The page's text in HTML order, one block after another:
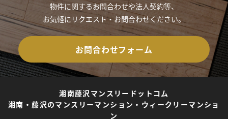
物件に関するお問合わせや法人契約等、
お気軽にリクエスト・お問合わせください。
お問合わせフォーム
湘南藤沢マンスリードットコム
湘南・藤沢のマンスリーマンション・ウィークリーマンショ
ン